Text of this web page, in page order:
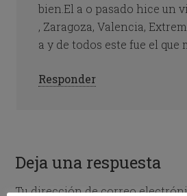
bien.El a o pasado hice un
, Zaragoza, Valencia,
a y de todos este fue el que
Responder
Deja una respuesta
Tu dirección de correo